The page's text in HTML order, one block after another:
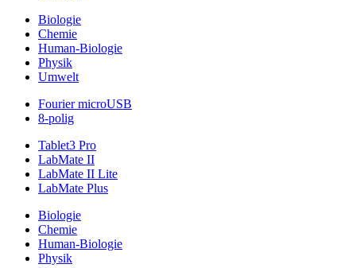
Biologie
Chemie
Human-Biologie
Physik
Umwelt
Fourier microUSB
8-polig
Tablet3 Pro
LabMate II
LabMate II Lite
LabMate Plus
Biologie
Chemie
Human-Biologie
Physik